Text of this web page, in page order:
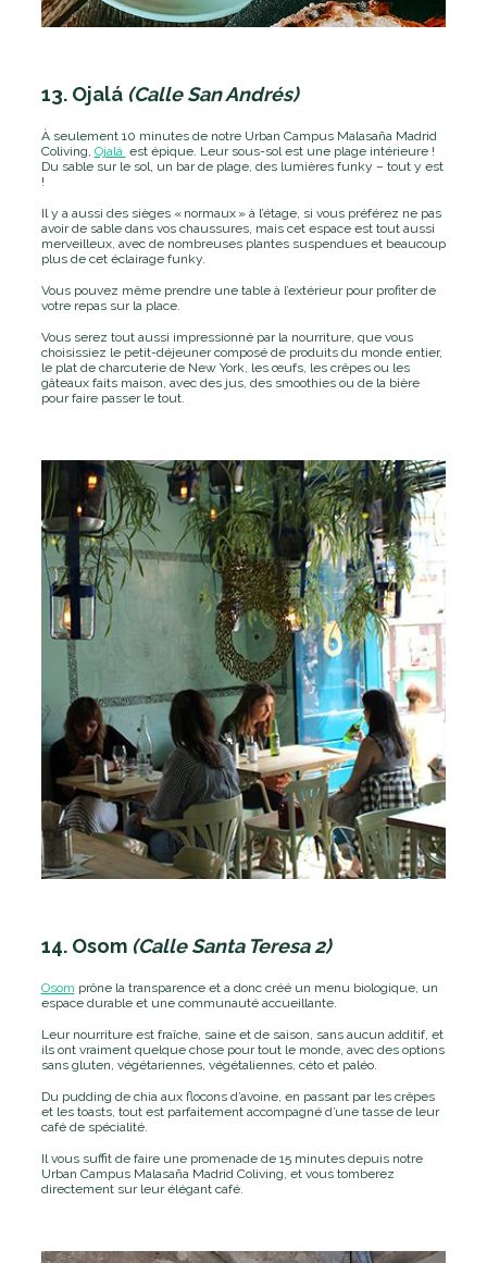
13. Ojalá (Calle San Andrés)
À seulement 10 minutes de notre Urban Campus Malasaña Madrid
Coliving, Ojalá est épique. Leur sous-sol est une plage intérieure !
Du sable sur le sol, un bar de plage, des lumières funky – tout y est
!
Il y a aussi des sièges « normaux » à l’étage, si vous préférez ne pas
avoir de sable dans vos chaussures, mais cet espace est tout aussi
merveilleux, avec de nombreuses plantes suspendues et beaucoup
plus de cet éclairage funky.
Vous pouvez même prendre une table à l’extérieur pour profiter de
votre repas sur la place.
Vous serez tout aussi impressionné par la nourriture, que vous
choisissiez le petit-déjeuner composé de produits du monde entier,
le plat de charcuterie de New York, les œufs, les crêpes ou les
gâteaux faits maison, avec des jus, des smoothies ou de la bière
pour faire passer le tout.
14. Osom (Calle Santa Teresa 2)
Osom prône la transparence et a donc créé un menu biologique, un
espace durable et une communauté accueillante.
Leur nourriture est fraîche, saine et de saison, sans aucun additif, et
ils ont vraiment quelque chose pour tout le monde, avec des options
sans gluten, végétariennes, végétaliennes, cétoet paléo.
Du pudding de chia aux flocons d’avoine, en passant par les crêpes
et les toasts, tout est parfaitement accompagné d’une tasse de leur
café de spécialité.
Il vous suffit de faire une promenade de 15 minutes depuis notre
Urban Campus Malasaña Madrid Coliving, et vous tomberez
directement sur leur élégant café.